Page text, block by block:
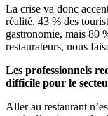
La crise va donc
réalité. 43 % des
gastronomie, mais 80
restaurateurs, nous
Les professionnels
difficile pour le
Aller au restaurant